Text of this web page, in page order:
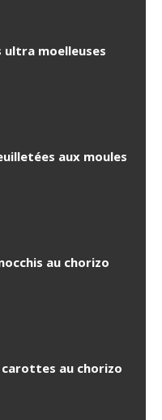
moelleuses
aux moules
au chorizo
carottes au chorizo